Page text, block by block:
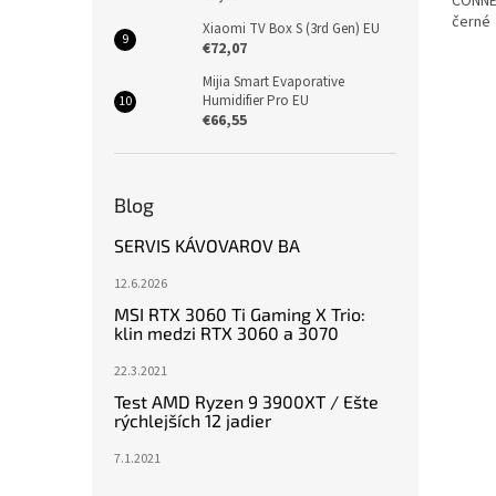
Xiaomi TV Box S (3rd Gen) EU
€72,07
Mijia Smart Evaporative
Humidifier Pro EU
€66,55
Blog
SERVIS KÁVOVAROV BA
12.6.2026
MSI RTX 3060 Ti Gaming X Trio:
klin medzi RTX 3060 a 3070
22.3.2021
Test AMD Ryzen 9 3900XT / Ešte
rýchlejších 12 jadier
7.1.2021
černé